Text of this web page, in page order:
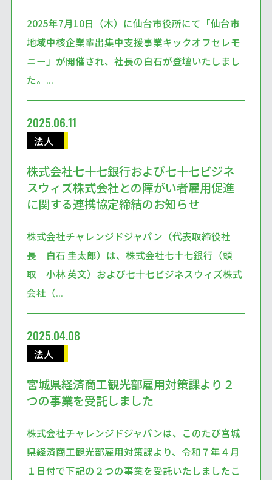
2025年7月10日（木）に仙台市役所にて「仙台市
地域中核企業輩出集中支援事業キックオフセレモ
ニー」が開催され、社長の白石が登壇いたしまし
た。...
2025.06.11
法人
株式会社七十七銀行および七十七ビジネ
スウィズ株式会社との障がい者雇用促進
に関する連携協定締結のお知らせ
株式会社チャレンジドジャパン（代表取締役社
長 白石 圭太郎）は、株式会社七十七銀行（頭
取 小林 英文）および七十七ビジネスウィズ株式
会社（...
2025.04.08
法人
宮城県経済商工観光部雇用対策課より２
つの事業を受託しました
株式会社チャレンジドジャパンは、このたび宮城
県経済商工観光部雇用対策課より、令和７年４月
１日付で下記の２つの事業を受託いたしましたこ